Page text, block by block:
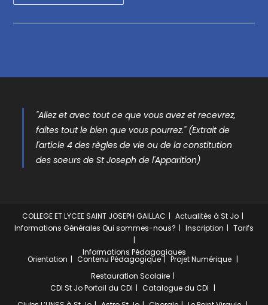
"Allez et avec tout ce que vous avez et recevrez,
faîtes tout le bien que vous pourrez." (Extrait de
l'article 4 des règles de vie ou de la constitution
des soeurs de St Joseph de l'Apparition)
COLLEGE ET LYCEE SAINT JOSEPH GAILLAC
Actualités à St Jo
Informations Générales Qui sommes-nous? Inscription Tarifs
Informations Pédagogiques
Orientation Contenu Pédagogique
Projet Numérique
Restauration Scolaire
CDI St Jo Portail du CDI
Catalogue du CDI